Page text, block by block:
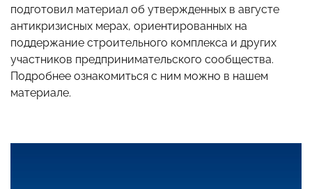
подготовил материал об утвержденных в августе
антикризисных мерах, ориентированных на
поддержание строительного комплекса и других
участников предпринимательского сообщества.
Подробнее ознакомиться с ним можно в нашем
материале.